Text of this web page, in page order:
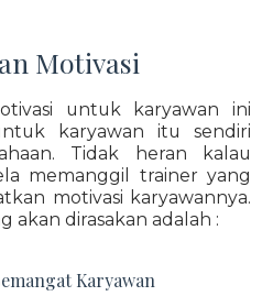
Motivasi
untuk karyawan ini
karyawan itu sendiri
Tidak heran kalau
memanggil trainer yang
motivasi karyawannya.
akan dirasakan adalah :
Karyawan